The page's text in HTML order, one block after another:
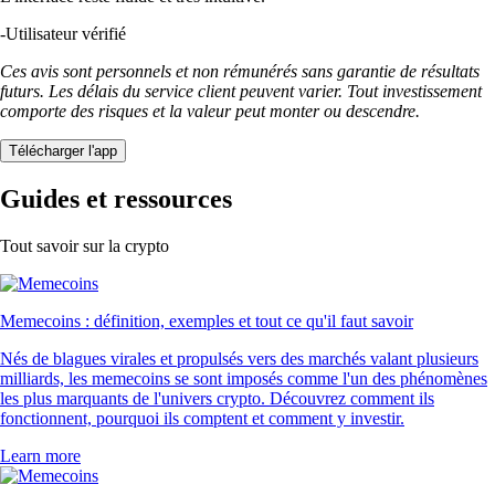
-Utilisateur vérifié
Ces avis sont personnels et non rémunérés sans garantie de résultats
futurs. Les délais du service client peuvent varier. Tout investissement
comporte des risques et la valeur peut monter ou descendre.
Télécharger l'app
Guides et ressources
Tout savoir sur la crypto
Memecoins : définition, exemples et tout ce qu'il faut savoir
Nés de blagues virales et propulsés vers des marchés valant plusieurs
milliards, les memecoins se sont imposés comme l'un des phénomènes
les plus marquants de l'univers crypto. Découvrez comment ils
fonctionnent, pourquoi ils comptent et comment y investir.
Learn more